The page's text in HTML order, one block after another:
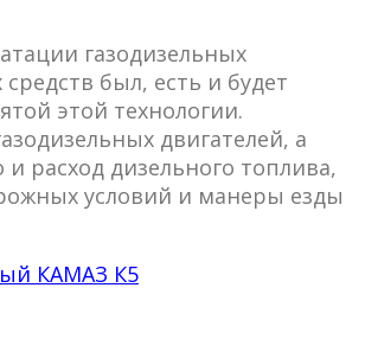
газодизельных
был, есть и будет
этой технологии.
двигателей, а
и расход дизельного топлива,
условий и манеры езды